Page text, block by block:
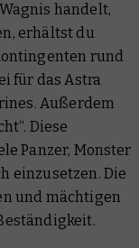
handelt,
erhältst du
rund
für das Astra
Außerdem
Diese
Panzer, Monster
einzusetzen. Die
und mächtigen